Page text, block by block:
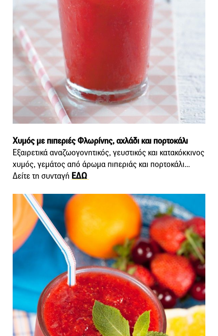
Χυμός με πιπεριές Φλωρίνης, αχλάδι και πορτοκάλι
Εξαιρετικά αναζωογονητικός, γευστικός και κατακόκκινος
χυμός, γεμάτος από άρωμα πιπεριάς και πορτοκάλι…
Δείτε τη συνταγή ΕΔΩ